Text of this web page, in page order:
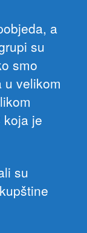
a
su
smo
u velikom
je
su